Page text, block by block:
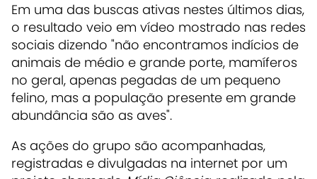
Em uma das buscas ativas nestes últimos dias,
o resultado veio em vídeo mostrado nas redes
sociais dizendo "não encontramos indícios de
animais de médio e grande porte, mamíferos
no geral, apenas pegadas de um pequeno
felino, mas a população presente em grande
abundância são as aves".
As ações do grupo são acompanhadas,
registradas e divulgadas na internet por um